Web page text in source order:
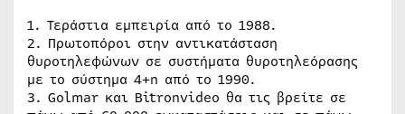
1. Τεράστια εμπειρία από το 1988.
2. Πρωτοπόροι στην αντικατάσταση
θυροτηλεφώνων σε συστήματα θυροτηλεόρασης
με το σύστημα 4+n από το 1990.
3. Golmar και Bitronvideo θα τις βρείτε σε